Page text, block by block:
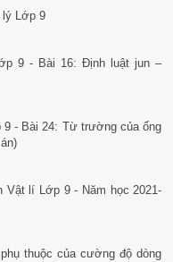
Lớp 9
9 - Bài 16: Định luật jun –
9 - Bài 24: Từ trường của ống
lí Lớp 9 - Năm học 2021-
thuộc của cường độ dòng